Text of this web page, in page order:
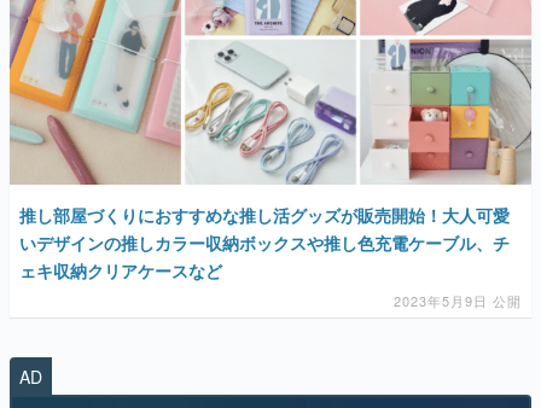
推し部屋づくりにおすすめな推し活グッズが販売開始！大人可愛
いデザインの推しカラー収納ボックスや推し色充電ケーブル、チ
ェキ収納クリアケースなど
2023年5月9日 公開
AD